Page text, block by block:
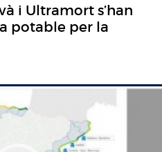
i Ultramort s’han
potable per la